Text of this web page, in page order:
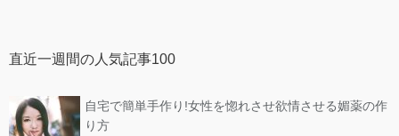
直近一週間の人気記事100
自宅で簡単手作り!女性を惚れさせ欲情させる媚薬の作
り方